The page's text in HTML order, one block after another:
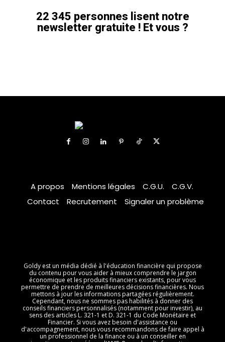
22 345 personnes lisent notre
newsletter gratuite ! Et vous ?
A propos Mentions légales C.G.U.
C.G.V.
Contact
Recrutement Signaler un problème
Goldy est un média dédié à l'éducation financière qui propose
du contenu pour vous aider à mieux comprendre le jargon
économique et les produits financiers existants, pour vous
permettre de prendre de meilleures décisions financières. Nous
mettons à jour les informations partagées régulièrement.
Cependant, nous ne sommes pas habilités à donner des
conseils financiers personnalisés (notamment pour investir), au
sens des articles L. 321-1 et D. 321-1 du Code Monétaire et
Financier. Si vous avez besoin d'assistance ou
d'accompagnement, nous vous recommandons de faire appel à
un professionnel de la finance ou à un conseiller en